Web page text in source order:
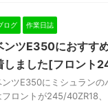
ログ 作業日誌
ンツE350におすす
しました[フロント
ンツE350にミシュラン
フロントが245/40ZR18